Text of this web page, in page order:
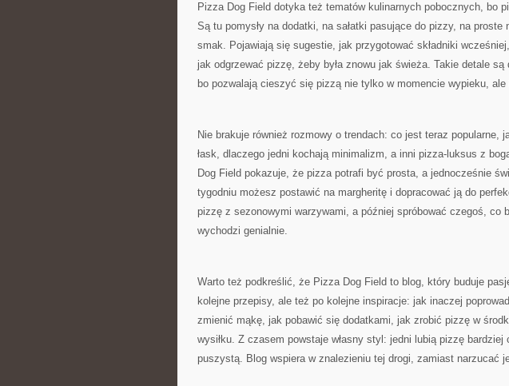
Pizza Dog Field dotyka też tematów kulinarnych pobocznych, bo
Są tu pomysły na dodatki, na sałatki pasujące do pizzy, na proste
smak. Pojawiają się sugestie, jak przygotować składniki
jak odgrzewać pizzę, żeby była znowu jak świeża. Takie detale są
bo pozwalają cieszyć się pizzą nie tylko w momencie wypieku, ale
Nie brakuje również rozmowy o trendach: co jest teraz popularne,
łask, dlaczego jedni kochają minimalizm, a inni pizza-luksus z
Dog Field pokazuje, że pizza potrafi być prosta, a jednocześnie
tygodniu możesz postawić na margheritę i dopracować ją do
pizzę z sezonowymi warzywami, a później spróbować czegoś, co
wychodzi genialnie.
Warto też podkreślić, że Pizza Dog Field to blog, który buduje
kolejne przepisy, ale też po kolejne inspiracje: jak inaczej
zmienić mąkę, jak pobawić się dodatkami, jak zrobić pizzę w
wysiłku. Z czasem powstaje własny styl: jedni lubią pizzę bardziej
puszystą. Blog wspiera w znalezieniu tej drogi, zamiast narzucać